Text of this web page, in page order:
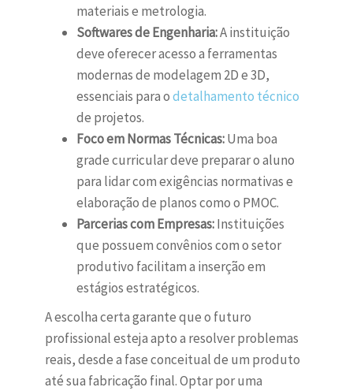
materiais e metrologia.
Softwares de Engenharia:A instituição
deve oferecer acesso a ferramentas
modernas de modelagem 2D e 3D,
essenciais para odetalhamento técnico
de projetos.
Foco em Normas Técnicas:Uma boa
grade curricular deve preparar o aluno
para lidar com exigências normativas e
elaboração de planos como o PMOC.
Parcerias com Empresas:Instituições
que possuem convênios com o setor
produtivo facilitam a inserção em
estágios estratégicos.
A escolha certa garante que o futuro
profissional esteja apto a resolver problemas
reais, desde a fase conceitual de um produto
até sua fabricação final. Optar por uma